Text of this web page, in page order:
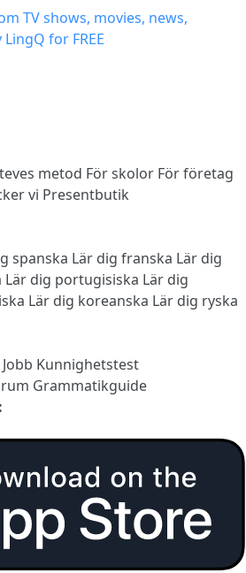
metod För skolor För företag
vi Presentbutik
spanska Lär dig franska Lär dig
Lär dig portugisiska Lär dig
Lär dig koreanska Lär dig ryska
Jobb Kunnighetstest
Grammatikguide